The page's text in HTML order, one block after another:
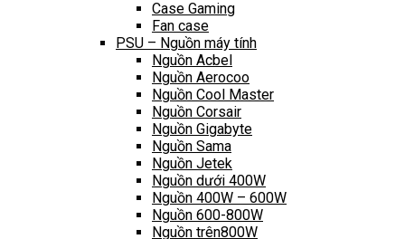
Case Gaming
Fan case
PSU – Nguồn máy tính
Nguồn Acbel
Nguồn Aerocoo
Nguồn Cool Master
Nguồn Corsair
Nguồn Gigabyte
Nguồn Sama
Nguồn Jetek
Nguồn dưới 400W
Nguồn 400W – 600W
Nguồn 600-800W
Nguồn trên800W